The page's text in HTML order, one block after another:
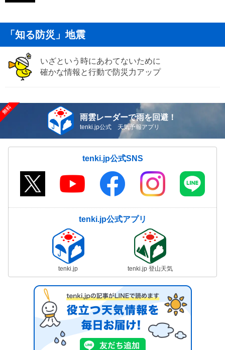
「知る防災」地震
いざという時にあわてないために
確かな情報と行動で防災力アップ
雨雲レーダーで雨を回避！
tenki.jp公式 天気予報アプリ
tenki.jp公式SNS
tenki.jp公式アプリ
tenki.jp tenki.jp 登山天気